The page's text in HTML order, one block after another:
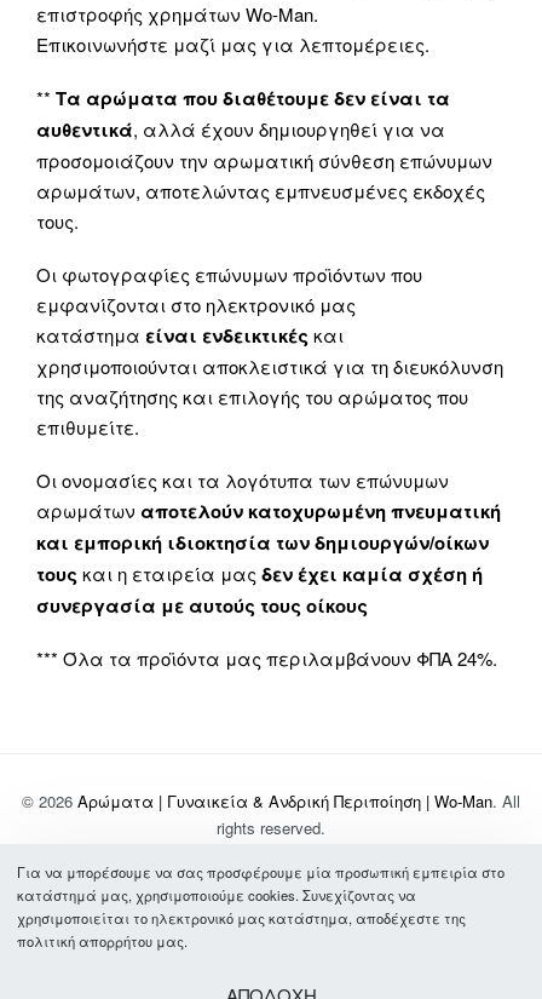
επιστροφής χρημάτων Wo-Man.
Επικοινωνήστε μαζί μας για λεπτομέρειες.
** Τα αρώματα που διαθέτουμε δεν είναι τα
αυθεντικά, αλλά έχουν δημιουργηθεί για να
προσομοιάζουν την αρωματική σύνθεση επώνυμων
αρωμάτων, αποτελώντας εμπνευσμένες εκδοχές
τους.
Οι φωτογραφίες επώνυμων προϊόντων που
εμφανίζονται στο ηλεκτρονικό μας
κατάστημα είναι ενδεικτικές και
χρησιμοποιούνται αποκλειστικά για τη διευκόλυνση
της αναζήτησης και επιλογής του αρώματος που
επιθυμείτε.
Οι ονομασίες και τα λογότυπα των επώνυμων
αρωμάτων αποτελούν κατοχυρωμένη πνευματική
και εμπορική ιδιοκτησία των δημιουργών/οίκων
τους και η εταιρεία μας δεν έχει καμία σχέση ή
συνεργασία με αυτούς τους οίκους
*** Όλα τα προϊόντα μας περιλαμβάνουν ΦΠΑ 24%.
© 2026 Αρώματα | Γυναικεία & Ανδρική Περιποίηση | Wo-Man. All
rights reserved.
Σχετικά με Εμάς
Τρόποι Πληρωμής & Αποστολής
Συχνές Ερωτήσεις
Πολιτική Απορρήτου
Για να μπορέσουμε να σας προσφέρουμε μία προσωπική εμπειρία στο
κατάστημά μας, χρησιμοποιούμε cookies. Συνεχίζοντας να
χρησιμοποιείται το ηλεκτρονικό μας κατάστημα, αποδέχεστε της
πολιτική απορρήτου μας.